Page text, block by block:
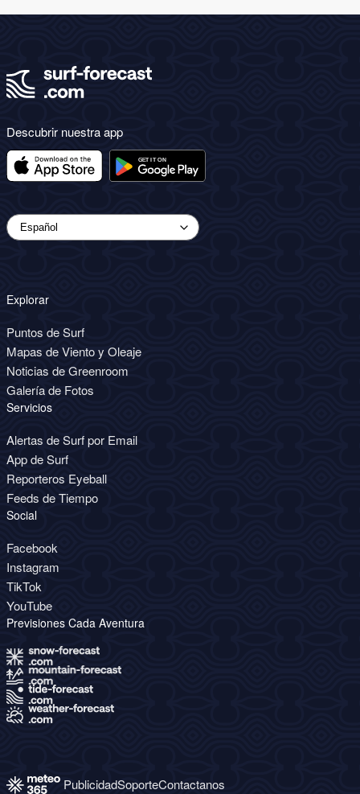
Descubrir nuestra app
Explorar
Puntos de Surf
Mapas de Viento y Oleaje
Noticias de Greenroom
Galería de Fotos
Servicios
Alertas de Surf por Email
App de Surf
Reporteros Eyeball
Feeds de Tiempo
Social
Facebook
Instagram
TikTok
YouTube
Previsiones Cada Aventura
PublicidadSoporteContactanos